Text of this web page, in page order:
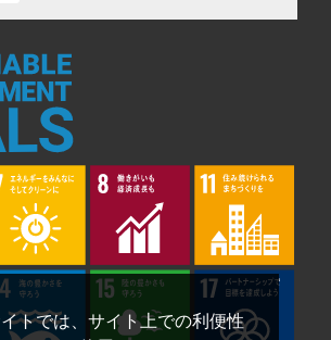
トでは、サイト上での利便性